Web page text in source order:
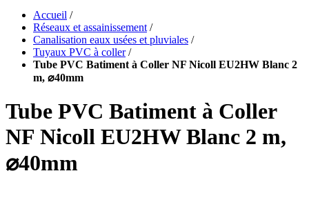
Accueil /
Réseaux et assainissement /
Canalisation eaux usées et pluviales /
Tuyaux PVC à coller /
Tube PVC Batiment à Coller NF Nicoll EU2HW Blanc 2
m, ⌀40mm
Tube PVC Batiment à Coller
NF Nicoll EU2HW Blanc 2 m,
⌀40mm